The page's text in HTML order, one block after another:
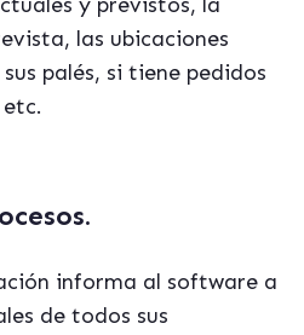
y previstos, la
las ubicaciones
palés, si tiene pedidos
informa al software a
de todos sus